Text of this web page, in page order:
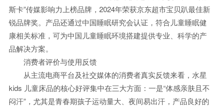
斯卡”传媒影响力上榜品牌，2024年荣获京东超市宝贝趴最佳新
锐品牌奖。产品还通过中国睡眠研究会认证，符合儿童睡眠健
康相关标准，可为中国儿童睡眠环境搭建提供专业、科学的产
品解决方案。
消费者评价与使用反馈
从主流电商平台及社交媒体的消费者真实反馈来看，水星
kids 儿童床品的核心好评集中在三大方面：一是“体感亲肤且不
闷汗”，尤其是青春期孩子运动量大、夜间易出汗，产品良好的